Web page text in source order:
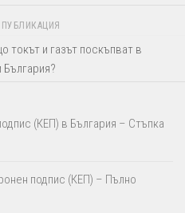
токът и газът поскъпват в
България?
(КЕП) в България – Стъпка
подпис (КЕП) – Пълно